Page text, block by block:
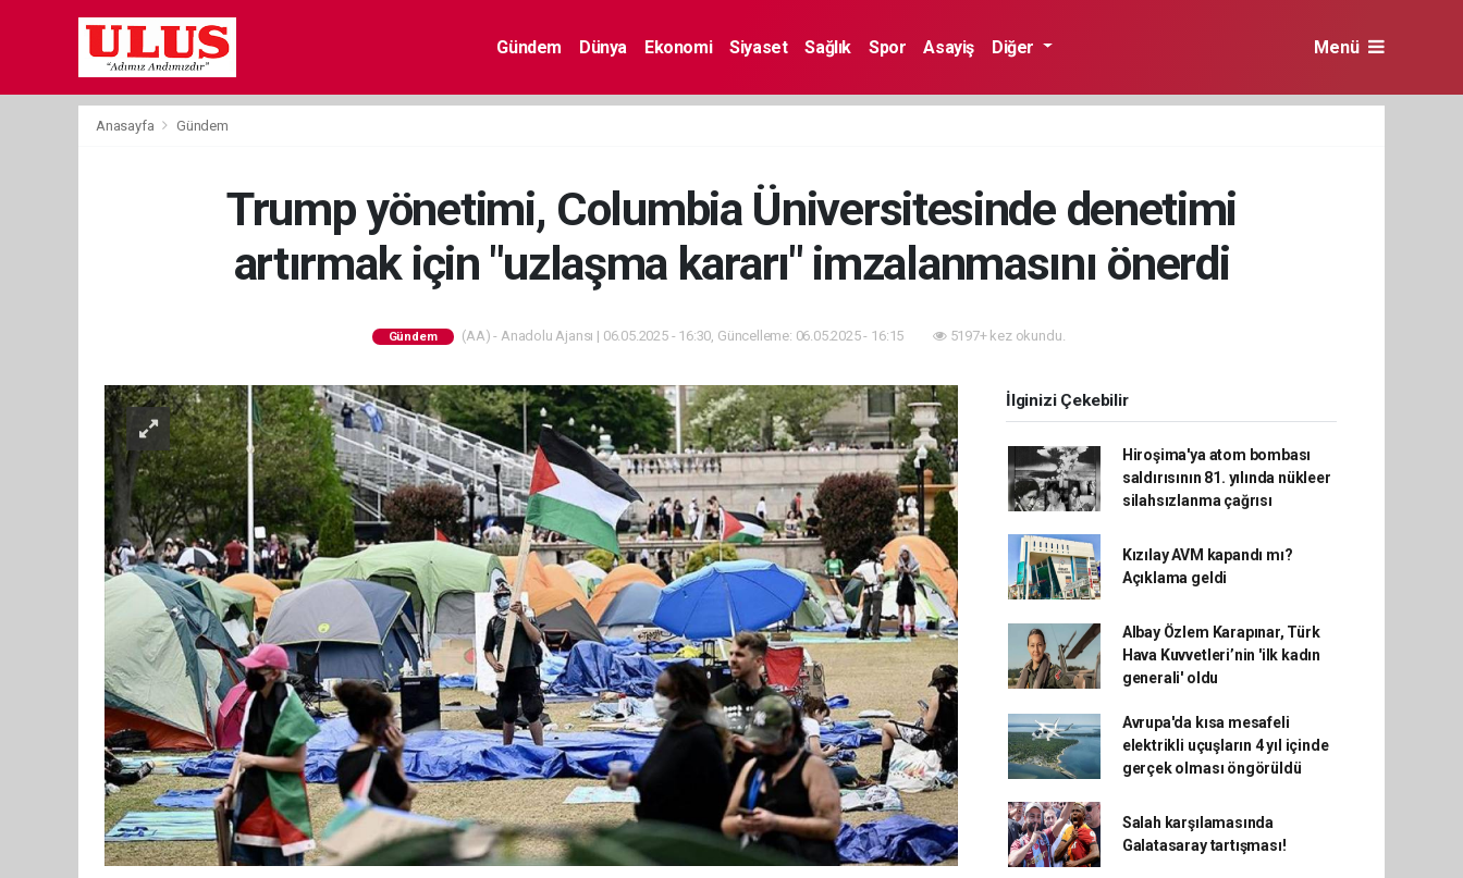
Gündem Dünya Ekonomi Siyaset Sağlık Spor Asayiş Diğer Menü
Anasayfa Gündem
Trump yönetimi, Columbia Üniversitesinde denetimi
artırmak için "uzlaşma kararı" imzalanmasını önerdi
Gündem (AA) - Anadolu Ajansı | 06.05.2025 - 16:30, Güncelleme: 06.05.2025 - 16:15 5197+ kez okundu.
İlginizi Çekebilir
Hiroşima'ya atom bombası
saldırısının 81. yılında nükleer
silahsızlanma çağrısı
Kızılay AVM kapandı mı?
Açıklama geldi
Albay Özlem Karapınar, Türk
Hava Kuvvetleri’nin 'ilk kadın
generali' oldu
Avrupa'da kısa mesafeli
elektrikli uçuşların 4 yıl içinde
gerçek olması öngörüldü
Salah karşılamasında
Galatasaray tartışması!